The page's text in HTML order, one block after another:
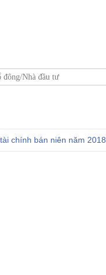
đông/Nhà đầu tư
chính bán niên năm 2018